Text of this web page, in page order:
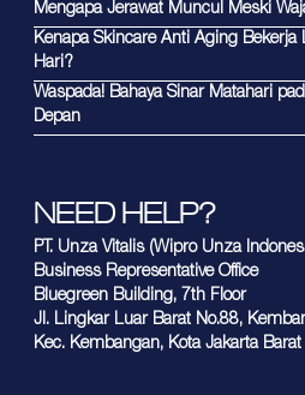
Mengapa Jerawat Muncul Meski
Kenapa Skincare Anti Aging Bekerja
Hari?
Waspada! Bahaya Sinar Matahari
Depan
NEED HELP?
PT. Unza Vitalis (Wipro Unza
Business Representative Office
Bluegreen Building, 7th Floor
Jl. Lingkar Luar Barat No.88,
Kec. Kembangan, Kota Jakarta